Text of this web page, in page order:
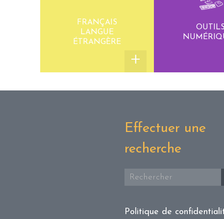
FRANÇAIS
LANGUE
ÉTRANGÈRE
OUTILS
Effectuer une
recherche
Politique de